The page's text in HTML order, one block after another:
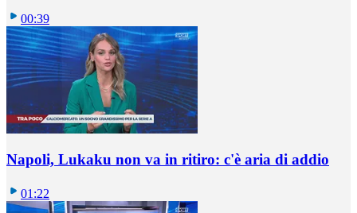
00:39
Napoli, Lukaku non va in ritiro: c'è aria di addio
01:22